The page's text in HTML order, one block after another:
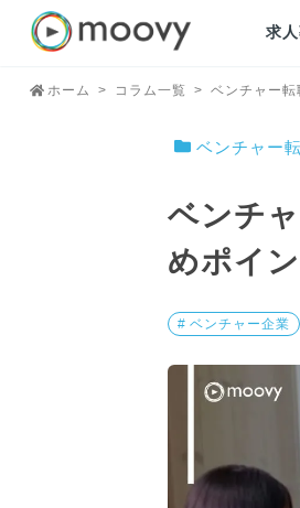
求
ホーム コラム一覧 ベンチャー転
ベンチャー
ベンチ
めポイ
# ベンチャー企業